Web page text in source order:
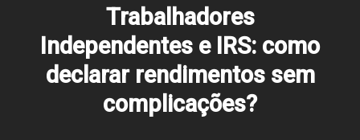
Trabalhadores
Independentes e IRS: como
declarar rendimentos sem
complicações?